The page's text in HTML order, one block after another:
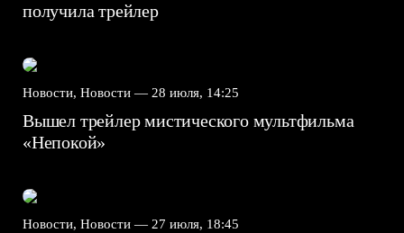
получила трейлер
Новости, Новости — 28 июля, 14:25
Вышел трейлер мистического мультфильма
«Непокой»
Новости, Новости — 27 июля, 18:45